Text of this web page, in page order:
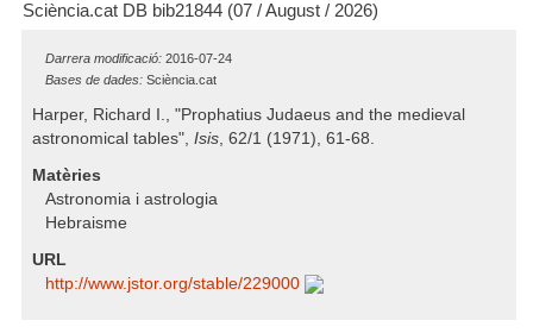
Sciència.cat DB bib21844 (07 / August / 2026)
Darrera modificació: 2016-07-24
Bases de dades: Sciència.cat
Harper, Richard I., "Prophatius Judaeus and the medieval
astronomical tables", Isis, 62/1 (1971), 61-68.
Matèries
Astronomia i astrologia
Hebraisme
URL
http:/​/​www.jstor.org/​stable/​229000